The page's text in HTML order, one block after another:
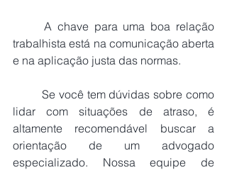
trabalhista está na comunicação aberta
e na aplicação justa das normas.
lidar com situações de atraso, é
altamente recomendável buscar a
orientação de um advogado
especializado. Nossa equipe de